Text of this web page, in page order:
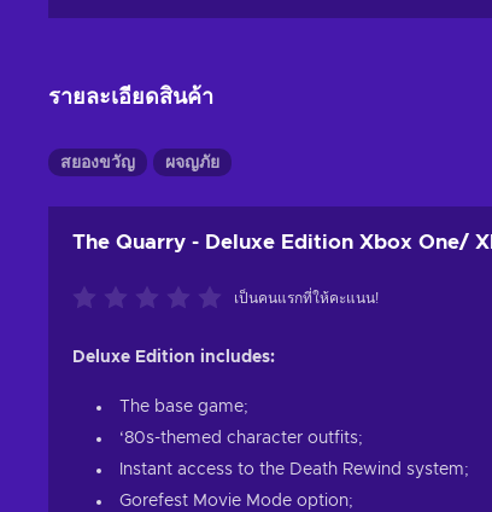
รายละเอียดสินค้า
สยองขวัญ ผจญภัย
The Quarry - Deluxe Edition Xbox One/
เป็นคนแรกที่ให้คะแนน!
Deluxe Edition includes:
The base game;
‘80s-themed character outfits;
Instant access to the Death Rewind system;
Gorefest Movie Mode option;